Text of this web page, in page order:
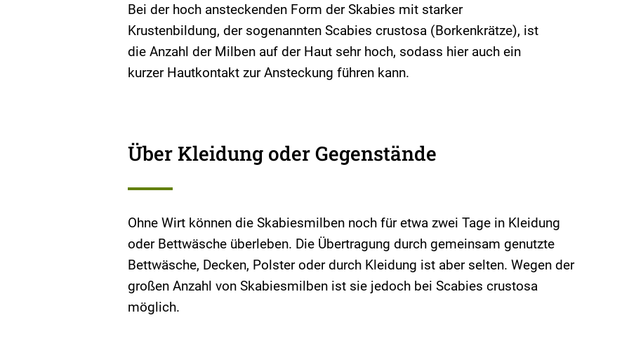
Bei der hoch ansteckenden Form der Skabies mit starker
Krustenbildung, der sogenannten Scabies crustosa (Borkenkrätze), ist
die Anzahl der Milben auf der Haut sehr hoch, sodass hier auch ein
kurzer Hautkontakt zur Ansteckung führen kann.
Über Kleidung oder Gegenstände
Ohne Wirt können die Skabiesmilben noch für etwa zwei Tage in Kleidung
oder Bettwäsche überleben. Die Übertragung durch gemeinsam genutzte
Bettwäsche, Decken, Polster oder durch Kleidung ist aber selten. Wegen der
großen Anzahl von Skabiesmilben ist sie jedoch bei Scabies crustosa
möglich.